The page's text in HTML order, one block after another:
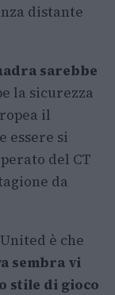
distante
sarebbe
la sicurezza
il
essere si
del CT
da
è che
sembra vi
stile di gioco